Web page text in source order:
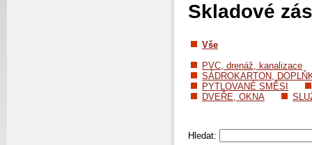
Skladové
Vše
PVC, drenáž, kanalizace
SÁDROKARTON,
PYTLOVANÉ SMĚSI
DVEŘE, OKNA
Hledat: